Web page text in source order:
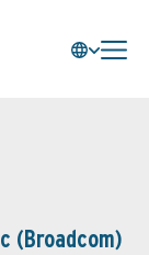
(Broadcom)